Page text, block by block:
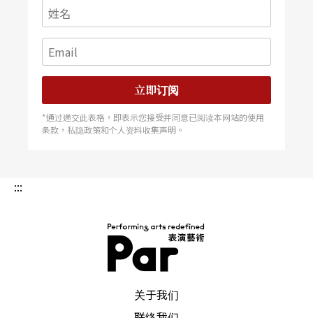
演空间放在安娜贝拉的寝室，在空间设计上随著演
员即兴排演而发展出一个青少女的房间，包含宗教
与流行文化的关系与暗示，同时利用这个空间与角
色的连结，将视角转至以女主角安娜贝拉出发，所
有发生在此空间（安娜贝拉的房间）的事情及角色
间错综复杂的关系，皆环绕著这个青少女，不仅强
导权变得更加暧昧模糊，安娜贝拉在最后所做的决
报》剧评布兰特利（Ben Brantley）认为《罪．
立即订阅
*通过递交此表格，即表示您接受并同意已阅读本网站的使用
条款，私隐政策和个人资料收集声明。
:::
关于我们